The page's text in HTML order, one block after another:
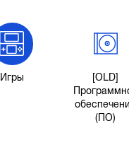
Игры
[OLD]
(ПО)